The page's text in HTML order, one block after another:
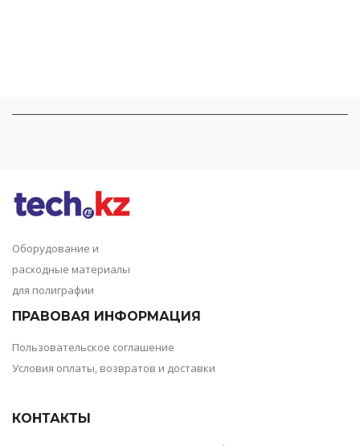
Оборудование и
расходные материалы
для полиграфии
ПРАВОВАЯ ИНФОРМАЦИЯ
Пользовательское соглашение
Условия оплаты, возвратов и доставки
КОНТАКТЫ